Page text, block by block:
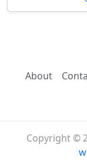
About
Copyright ©